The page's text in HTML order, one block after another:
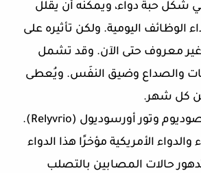
في شكل حبة دواء، ويمكنه أن يقلل
الوظائف اليومية. ولكن تأثيره على
معروف حتى الآن. وقد تشمل
والصداع وضيق النفَس. ويُعطى
كل شهر.
• فينيل بيوتيرات الصوديوم وتور أورسوديول (Relyvrio).
والدواء الأمريكية مؤخرًا هذا الدواء
حالات المصابين بالتصلب